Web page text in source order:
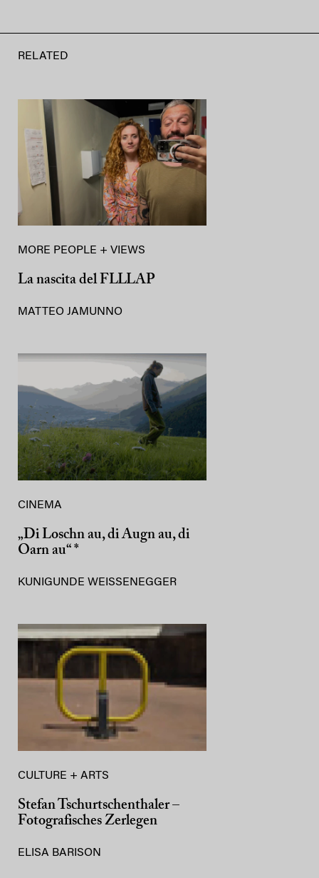
RELATED
MORE PEOPLE + VIEWS
La nascita del FLLLAP
MATTEO JAMUNNO
CINEMA
„Di Loschn au, di Augn au, di
Oarn au“ *
KUNIGUNDE WEISSENEGGER
CULTURE + ARTS
Stefan Tschurtschenthaler –
Fotografisches Zerlegen
ELISA BARISON